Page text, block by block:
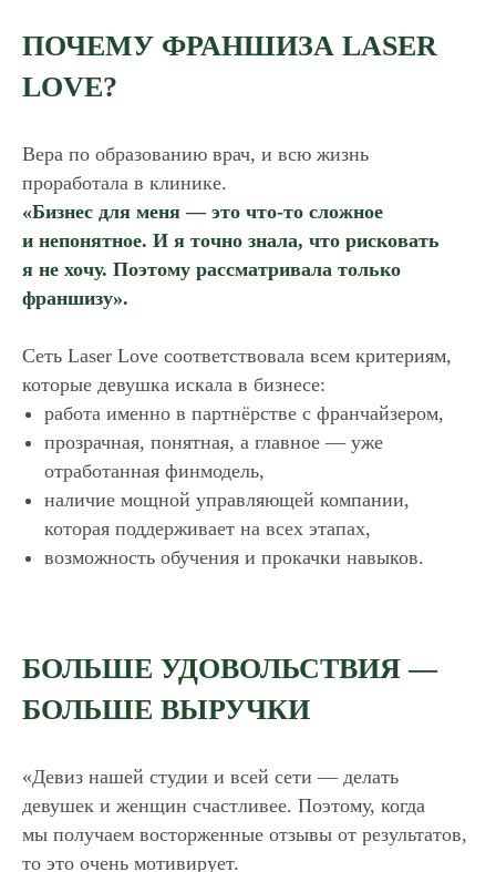
ПОЧЕМУ ФРАНШИЗА LASER
LOVE?
Вера по образованию врач, и всю жизнь
проработала в клинике.
«Бизнес для меня — это что-то сложное
и непонятное. И я точно знала, что рисковать
я не хочу. Поэтому рассматривала только
франшизу».
Сеть Laser Love соответствовала всем критериям,
которые девушка искала в бизнесе:
работа именно в партнёрстве с франчайзером,
прозрачная, понятная, а главное — уже
отработанная финмодель,
наличие мощной управляющей компании,
которая поддерживает на всех этапах,
возможность обучения и прокачки навыков.
БОЛЬШЕ УДОВОЛЬСТВИЯ —
БОЛЬШЕ ВЫРУЧКИ
«Девиз нашей студии и всей сети — делать
девушек и женщин счастливее. Поэтому, когда
мы получаем восторженные отзывы от результатов,
то это очень мотивирует.